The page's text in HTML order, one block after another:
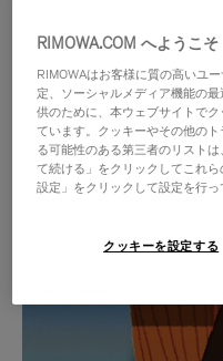
IS
IS
RIMOWA.COM へようこそ
RIMOWAはお客様に質の高いユ
定、ソーシャルメディア機能の
供のために、本ウェブサイトで
ています。クッキーやその他の
る可能性のある第三者のリストは
て続ける」をクリックしてこれ
設定」をクリックして設定を行っ
クッキーを設定する